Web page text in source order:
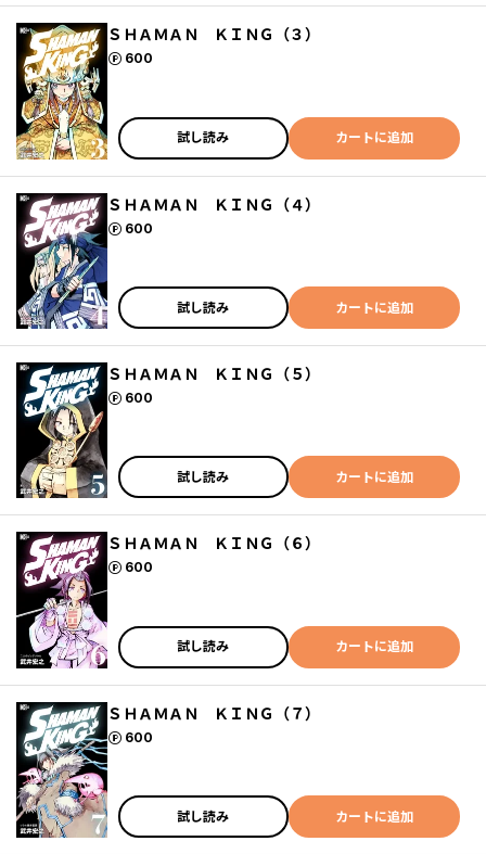
ＳＨＡＭＡＮ ＫＩＮＧ（３）
600
ポイント
試し読み カートに追加
ＳＨＡＭＡＮ ＫＩＮＧ（４）
600
ポイント
試し読み カートに追加
ＳＨＡＭＡＮ ＫＩＮＧ（５）
600
ポイント
試し読み カートに追加
ＳＨＡＭＡＮ ＫＩＮＧ（６）
600
ポイント
試し読み カートに追加
ＳＨＡＭＡＮ ＫＩＮＧ（７）
600
ポイント
試し読み カートに追加